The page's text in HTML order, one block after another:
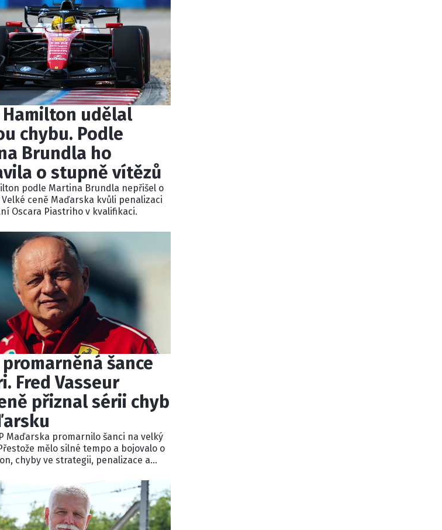
Hamilton udělal
chybu. Podle
Brundla ho
o stupně vítězů
podle Martina Brundla nepřišel o
ceně Maďarska kvůli penalizaci
Oscara Piastriho v kvalifikaci.
šance
Fred Vasseur
přiznal sérii chyb
Maďarska promarnilo šanci na velký
mělo silné tempo a bojovalo o
chyby ve strategii, penalizace a
pódium. Šéf týmu Fred Vasseur přiznal,
pokazilo téměř vše.